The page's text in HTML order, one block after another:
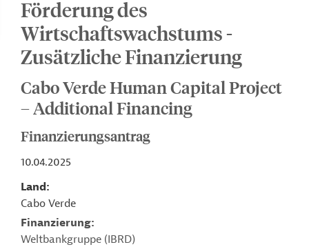
Förderung des
Wirtschaftswachstums -
Zusätzliche Finanzierung
Cabo Verde Human Capital Project
– Additional Financing
Finanzierungsantrag
10.04.2025
Land
Cabo Verde
Finanzierung
Weltbankgruppe (IBRD)